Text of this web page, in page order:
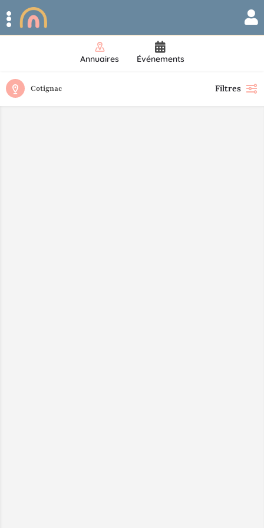
Annuaires Événements
Cotignac Filtres